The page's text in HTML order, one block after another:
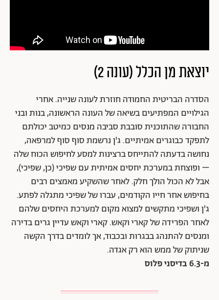
יוצאת מן הכלל (עונה 2)
הסדרה הבריטית החמודה חוזרת לעונה שנייה. אחרי
הגילויים המפתיעים בשיאה של העונה הראשונה, בנות ובני
החבורה שהתוכנית סובבת סביבה מנסים כמיטב יכולתם
לתפקד כבוגרים אמיתיים. ג'ן נרשמת סוף סוף למרפאה,
נחושה בדעתה להתייחס ברצינות למסע לחיפוש הכוח שלה
– ופוצחת במערכת יחסים אמיתית עם שפיכי (כן, שפיכי),
אבל לא הכול הולך חלק. לאחר שהשקיע מאמצים רבים
בחיפוש אחר חייו הקודמים, עברו של שפיכי מתגלה לפתע.
ג'ן ושפיכי מתקשים למצוא מקום למערכת היחסים שלהם
לאחר הפרידה של קארי וקאש. קארי וקאש עדיין גרים בדירה
ומנסים להתנהג בבגרות ובכבוד, אך לומדים בדרך הקשה
שניתוק של ממש הוא רק אגדה.
מ-6.3 בדיסני פלוס